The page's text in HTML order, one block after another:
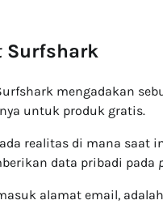
Surfshark
mengadakan
untuk produk gratis.
realitas di mana saat
data pribadi pada
alamat email,